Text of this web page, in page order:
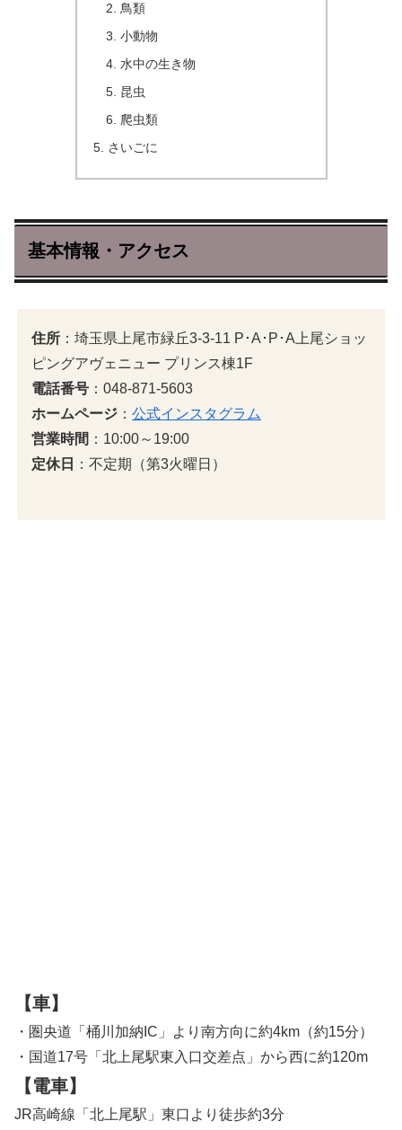
鳥類
小動物
水中の生き物
昆虫
爬虫類
さいごに
基本情報・アクセス
住所 ：埼玉県上尾市緑丘3-3-11 P･A･P･A上尾ショッ
ピングアヴェニュー プリンス棟1F
電話番号 ：048-871-5603
ホームページ ： 公式インスタグラム
営業時間 ：10:00～19:00
定休日
：不定期（第3火曜日）
【車】
・圏央道「桶川加納IC」より南方向に約4km（約15分）
・国道17号「北上尾駅東入口交差点」から西に約120m
【電車】
JR高崎線「北上尾駅」東口より徒歩約3分